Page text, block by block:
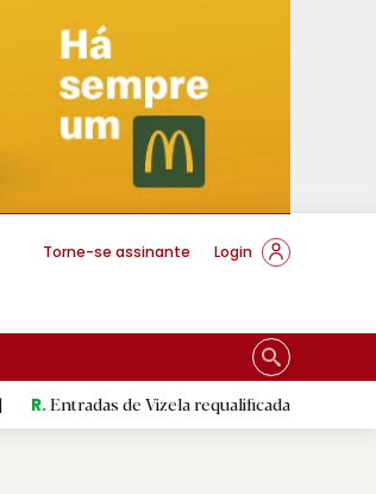
Torne-se assinante Login
de Vizela requalificadas celebram revolução